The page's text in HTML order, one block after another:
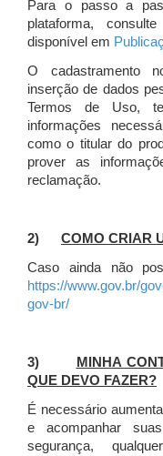
Para o passo a
plataforma,
disponível em
O cadastramento
inserção de dados
Termos de Uso,
informações
como o titular do
prover as
reclamação.
2) COMO CRIAR
Caso ainda não
https://www.gov.br/
gov-br/
3)
MINHA
QUE DEVO FAZER?
É necessário
e acompanhar
segurança,